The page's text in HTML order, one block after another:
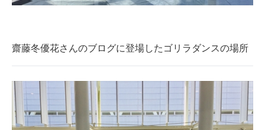
齋藤冬優花さんのブログに登場したゴリラダンスの場所